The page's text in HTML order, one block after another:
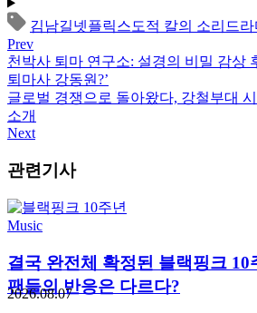
김남길넷플릭스도적 칼의 소리 드
Prev
천박사 퇴마 연구소: 설경의 비밀 감상
퇴마사 강동원?’
글로벌 경쟁으로 돌아왔다, 강철부대
소개
Next
관련기사
Music
결국 완전체 확정된 블랙핑크 10
팬들의 반응은 다르다?
2026.08.07